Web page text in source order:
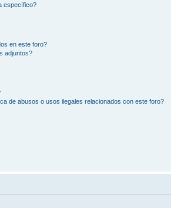
específico?
en este foro?
adjuntos?
de abusos o usos ilegales relacionados con este foro?